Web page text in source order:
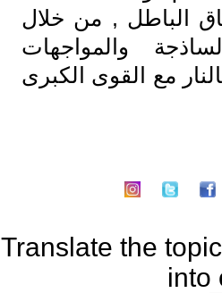
الباطل , من خلال
والمواجهات
مع القوى الكبرى
Translate the topic
into